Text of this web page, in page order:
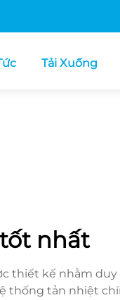
Tải Xuống
nhất
thiết kế nhằm
thống tản nhiệt